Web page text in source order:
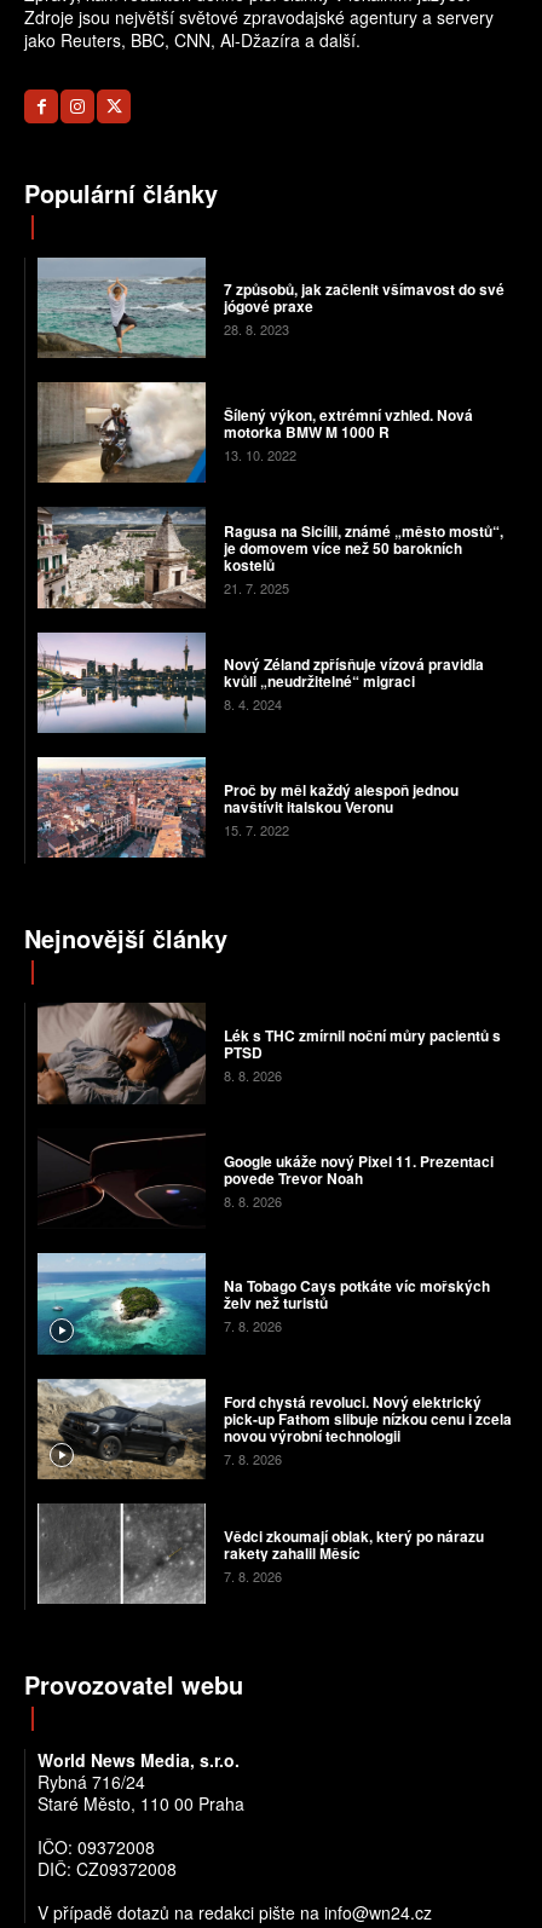
Zdroje jsou největší světové zpravodajské agentury a servery
jako Reuters, BBC, CNN, Al-Džazíra a další.
Populární články
7 způsobů, jak začlenit všímavost do své
jógové praxe
28. 8. 2023
Šílený výkon, extrémní vzhled. Nová
motorka BMW M 1000 R
13. 10. 2022
Ragusa na Sicílii, známé „město mostů“,
je domovem více než 50 barokních
kostelů
21. 7. 2025
Nový Zéland zpřísňuje vízová pravidla
kvůli „neudržitelné“ migraci
8. 4. 2024
Proč by měl každý alespoň jednou
navštívit italskou Veronu
15. 7. 2022
Nejnovější články
Lék s THC zmírnil noční můry pacientů s
PTSD
8. 8. 2026
Google ukáže nový Pixel 11. Prezentaci
povede Trevor Noah
8. 8. 2026
Na Tobago Cays potkáte víc mořských
želv než turistů
7. 8. 2026
Ford chystá revoluci. Nový elektrický
pick-up Fathom slibuje nízkou cenu i zcela
novou výrobní technologii
7. 8. 2026
Vědci zkoumají oblak, který po nárazu
rakety zahalil Měsíc
7. 8. 2026
Provozovatel webu
World News Media, s.r.o.
Rybná 716/24
Staré Město, 110 00 Praha
IČO: 09372008
DIČ: CZ09372008
V případě dotazů na redakci pište na info@wn24.cz